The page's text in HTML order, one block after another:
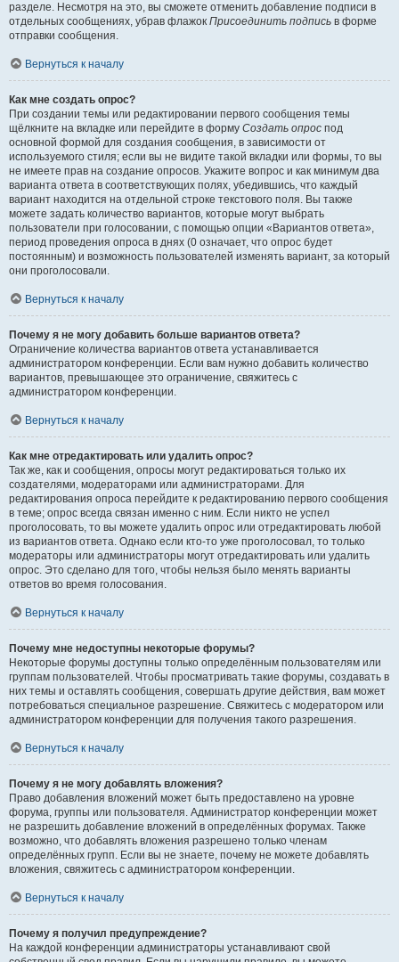
разделе. Несмотря на это, вы сможете отменить добавление подписи в
отдельных сообщениях, убрав флажок Присоединить подпись в форме
отправки сообщения.
Вернуться к началу
Как мне создать опрос?
При создании темы или редактировании первого сообщения темы
щёлкните на вкладке или перейдите в форму Создать опрос под
основной формой для создания сообщения, в зависимости от
используемого стиля; если вы не видите такой вкладки или формы, то вы
не имеете прав на создание опросов. Укажите вопрос и как минимум два
варианта ответа в соответствующих полях, убедившись, что каждый
вариант находится на отдельной строке текстового поля. Вы также
можете задать количество вариантов, которые могут выбрать
пользователи при голосовании, с помощью опции «Вариантов ответа»,
период проведения опроса в днях (0 означает, что опрос будет
постоянным) и возможность пользователей изменять вариант, за который
они проголосовали.
Вернуться к началу
Почему я не могу добавить больше вариантов ответа?
Ограничение количества вариантов ответа устанавливается
администратором конференции. Если вам нужно добавить количество
вариантов, превышающее это ограничение, свяжитесь с
администратором конференции.
Вернуться к началу
Как мне отредактировать или удалить опрос?
Так же, как и сообщения, опросы могут редактироваться только их
создателями, модераторами или администраторами. Для
редактирования опроса перейдите к редактированию первого сообщения
в теме; опрос всегда связан именно с ним. Если никто не успел
проголосовать, то вы можете удалить опрос или отредактировать любой
из вариантов ответа. Однако если кто-то уже проголосовал, то только
модераторы или администраторы могут отредактировать или удалить
опрос. Это сделано для того, чтобы нельзя было менять варианты
ответов во время голосования.
Вернуться к началу
Почему мне недоступны некоторые форумы?
Некоторые форумы доступны только определённым пользователям или
группам пользователей. Чтобы просматривать такие форумы, создавать в
них темы и оставлять сообщения, совершать другие действия, вам может
потребоваться специальное разрешение. Свяжитесь с модератором или
администратором конференции для получения такого разрешения.
Вернуться к началу
Почему я не могу добавлять вложения?
Право добавления вложений может быть предоставлено на уровне
форума, группы или пользователя. Администратор конференции может
не разрешить добавление вложений в определённых форумах. Также
возможно, что добавлять вложения разрешено только членам
определённых групп. Если вы не знаете, почему не можете добавлять
вложения, свяжитесь с администратором конференции.
Вернуться к началу
Почему я получил предупреждение?
На каждой конференции администраторы устанавливают свой